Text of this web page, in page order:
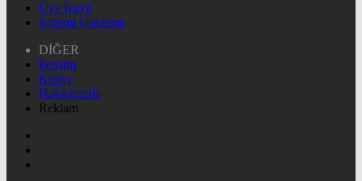
Üye Kayıt
Şifremi Unuttum
DİĞER
İletişim
Künye
Hakkımızda
Reklam